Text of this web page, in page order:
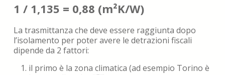
1 / 1,135 = 0,88 (m²K/W)
La trasmittanza che deve essere raggiunta dopo
l’isolamento per poter avere le detrazioni fiscali
dipende da 2 fattori:
il primo è la zona climatica (ad esempio Torino è